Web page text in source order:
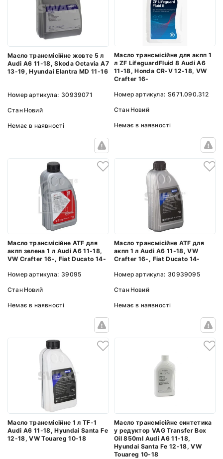
Масло трансмісійне жовте 5 л
Audi A6 11-18, Skoda Octavia A7
13-19, Hyundai Elantra MD 11-16
Номер артикула: 30939071
Стан Новий
Немає в наявності
Масло трансмісійне для акпп 1
л ZF LifeguardFluid 8 Audi A6
11-18, Honda CR-V 12-18, VW
Crafter 16-
Номер артикула: S671.090.312
Стан Новий
Немає в наявності
Масло трансмісійне ATF для
акпп зелена 1 л Audi A6 11-18,
VW Crafter 16-, Fiat Ducato 14-
Номер артикула: 39095
Стан Новий
Немає в наявності
Масло трансмісійне ATF для
акпп 1 л Audi A6 11-18, VW
Crafter 16-, Fiat Ducato 14-
Номер артикула: 30939095
Стан Новий
Немає в наявності
Масло трансмісійне 1 л TF-1
Audi A6 11-18, Hyundai Santa Fe
12-18, VW Touareg 10-18
Масло трансмісійне синтетика
у редуктор VAG Transfer Box
Oil 850ml Audi A6 11-18,
Hyundai Santa Fe 12-18, VW
Touareg 10-18